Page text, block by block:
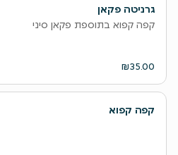
גרניטה פקאן
קפה קפוא בתוספת פקאן סיני
₪35.00
קפה קפוא